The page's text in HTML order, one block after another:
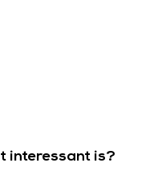
interessant is?